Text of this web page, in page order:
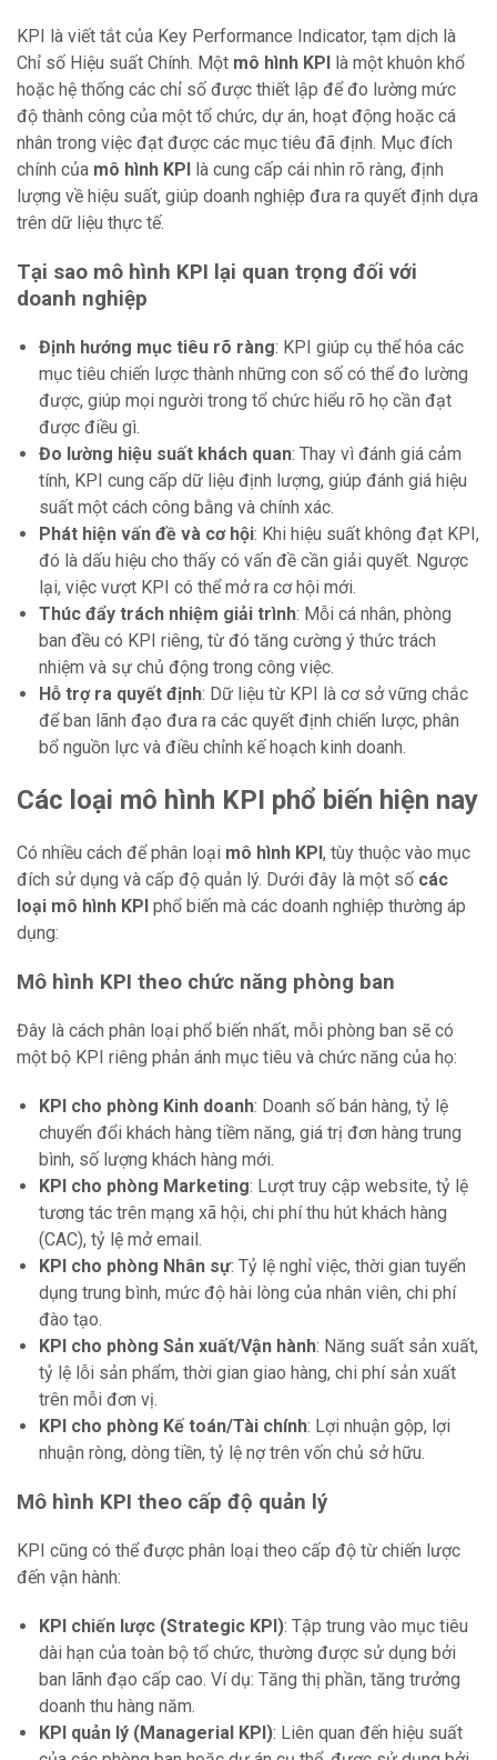
KPI là viết tắt của Key Performance Indicator, tạm dịch là
Chỉ số Hiệu suất Chính. Một mô hình KPI
là một khuôn khổ
hoặc hệ thống các chỉ số được thiết lập để đo lường mức
độ thành công của một tổ chức, dự án, hoạt động hoặc cá
nhân trong việc đạt được các mục tiêu đã định. Mục đích
chính của mô hình KPI
là cung cấp cái nhìn rõ ràng, định
lượng về hiệu suất, giúp doanh nghiệp đưa ra quyết định dựa
trên dữ liệu thực tế.
Tại sao mô hình KPI lại quan trọng đối với
doanh nghiệp
Định hướng mục tiêu rõ ràng: KPI giúp cụ thể hóa các
mục tiêu chiến lược thành những con số có thể đo lường
được, giúp mọi người trong tổ chức hiểu rõ họ cần đạt
được điều gì.
Đo lường hiệu suất khách quan: Thay vì đánh giá cảm
tính, KPI cung cấp dữ liệu định lượng, giúp đánh giá hiệu
suất một cách công bằng và chính xác.
Phát hiện vấn đề và cơ hội: Khi hiệu suất không đạt KPI,
đó là dấu hiệu cho thấy có vấn đề cần giải quyết. Ngược
lại, việc vượt KPI có thể mở ra cơ hội mới.
Thúc đẩy trách nhiệm giải trình: Mỗi cá nhân, phòng
ban đều có KPI riêng, từ đó tăng cường ý thức trách
nhiệm và sự chủ động trong công việc.
Hỗ trợ ra quyết định: Dữ liệu từ KPI là cơ sở vững chắc
để ban lãnh đạo đưa ra các quyết định chiến lược, phân
bổ nguồn lực và điều chỉnh kế hoạch kinh doanh.
Các loại mô hình KPI phổ biến hiện nay
Có nhiều cách để phân loại mô hình KPI , tùy thuộc vào mục
đích sử dụng và cấp độ quản lý. Dưới đây là một số các
loại mô hình KPI phổ biến mà các doanh nghiệp thường áp
dụng:
Mô hình KPI theo chức năng phòng ban
Đây là cách phân loại phổ biến nhất, mỗi phòng ban sẽ có
một bộ KPI riêng phản ánh mục tiêu và chức năng của họ:
KPI cho phòng Kinh doanh: Doanh số bán hàng, tỷ lệ
chuyển đổi khách hàng tiềm năng, giá trị đơn hàng trung
bình, số lượng khách hàng mới.
KPI cho phòng Marketing: Lượt truy cập website, tỷ lệ
tương tác trên mạng xã hội, chi phí thu hút khách hàng
(CAC), tỷ lệ mở email.
KPI cho phòng Nhân sự: Tỷ lệ nghỉ việc, thời gian tuyển
dụng trung bình, mức độ hài lòng của nhân viên, chi phí
đào tạo.
KPI cho phòng Sản xuất/Vận hành: Năng suất sản xuất,
tỷ lệ lỗi sản phẩm, thời gian giao hàng, chi phí sản xuất
trên mỗi đơn vị.
KPI cho phòng Kế toán/Tài chính: Lợi nhuận gộp, lợi
nhuận ròng, dòng tiền, tỷ lệ nợ trên vốn chủ sở hữu.
Mô hình KPI theo cấp độ quản lý
KPI cũng có thể được phân loại theo cấp độ từ chiến lược
đến vận hành:
KPI chiến lược (Strategic KPI): Tập trung vào mục tiêu
dài hạn của toàn bộ tổ chức, thường được sử dụng bởi
ban lãnh đạo cấp cao. Ví dụ: Tăng thị phần, tăng trưởng
doanh thu hàng năm.
KPI quản lý (Managerial KPI): Liên quan đến hiệu suất